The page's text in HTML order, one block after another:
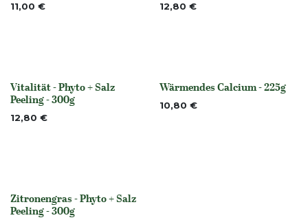
11,00 € 12,80 €
None
Vitalität - Phyto + Salz
Peeling - 300g
12,80 €
None
Wärmendes Calcium - 225g
10,80 €
None
Zitronengras - Phyto + Salz
Peeling - 300g